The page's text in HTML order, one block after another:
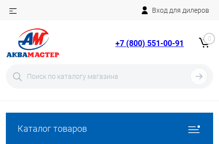
Вход для дилеров
+7 (800) 551-00-91 0
Каталог товаров